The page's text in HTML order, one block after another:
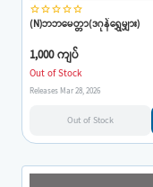
star_borderstar_borderstar_borderstar_borderstar_border
(N)ဘဘမေတ္တာ(ဒဂုန်ရွှေမျှား)
1,000 ကျပ်
Out of Stock
Releases Mar 28, 2026
Out of Stock